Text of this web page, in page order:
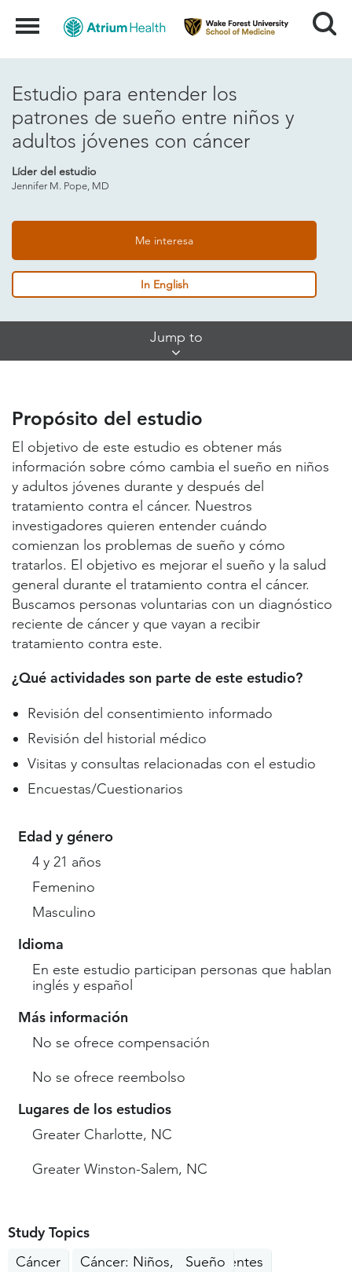
Menu Search
Estudio para entender los
patrones de sueño entre niños y
adultos jóvenes con cáncer
Líder del estudio
Jennifer M. Pope, MD
Me interesa
In English
Jump to
Lugares de estudio y contactos
Información útil
Propósito del estudio
El objetivo de este estudio es obtener más
información sobre cómo cambia el sueño en niños
y adultos jóvenes durante y después del
tratamiento contra el cáncer. Nuestros
investigadores quieren entender cuándo
comienzan los problemas de sueño y cómo
tratarlos. El objetivo es mejorar el sueño y la salud
general durante el tratamiento contra el cáncer.
Buscamos personas voluntarias con un diagnóstico
reciente de cáncer y que vayan a recibir
tratamiento contra este.
¿Qué actividades son parte de este estudio?
Revisión del consentimiento informado
Revisión del historial médico
Visitas y consultas relacionadas con el estudio
Encuestas/Cuestionarios
Edad y género
4 y 21 años
Femenino
Masculino
Idioma
En este estudio participan personas que hablan
inglés y español
Más información
No se ofrece compensación
No se ofrece reembolso
Lugares de los estudios
Greater Charlotte, NC
Greater Winston-Salem, NC
Study Topics
Cáncer Cáncer: Niños, Adolescentes
Sueño